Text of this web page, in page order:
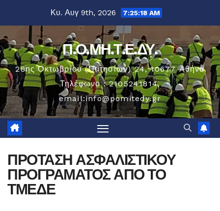
περιεχόμενο
Κυ. Αυγ 9th, 2026 7:25:19 AM
Π.Ο.ΜΗ.Τ.Ε.ΔΥ.
28ης Οκτωβρίου (Πατησίων) 24, 10677 Aθήνα
Τηλέφωνο : 2105241814,
email:info@pomitedy.gr
ΠΡΟΤΑΣΗ ΑΣΦΑΛΙΣΤΙΚΟΥ
ΠΡΟΓΡΑΜΑΤΟΣ ΑΠΟ ΤΟ
ΤΜΕΔΕ